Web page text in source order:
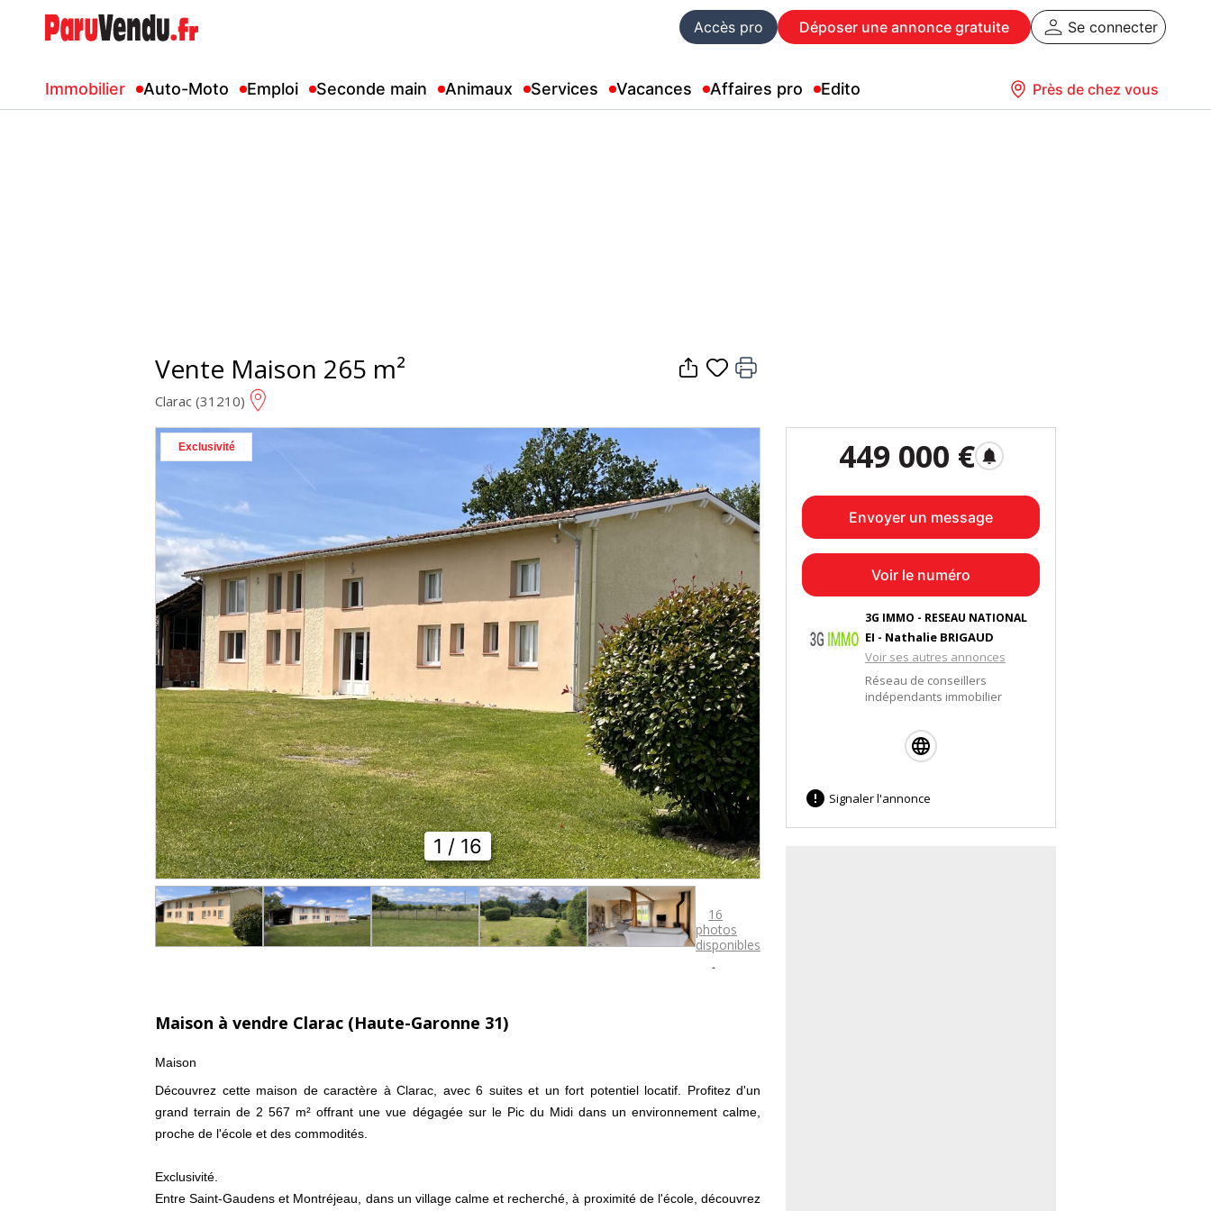
Accès pro Déposer une annonce gratuite Se connecter
Immobilier Auto-Moto Emploi Seconde main Animaux Services Vacances Affaires pro Edito Près de chez vous
Vente Maison 265 m²
Clarac (31210)
1 / 16
Exclusivité
16
photos
disponibles

Maison à vendre Clarac (Haute-Garonne 31)
Maison
Découvrez cette maison de caractère à Clarac, avec 6 suites et un fort potentiel locatif. Profitez d'un
grand terrain de 2 567 m² offrant une vue dégagée sur le Pic du Midi dans un environnement calme,
proche de l'école et des commodités.
Exclusivité.
Entre Saint-Gaudens et Montréjeau, dans un village calme et recherché, à proximité de l'école, découvrez
449 000 € notifications
Envoyer un message
Voir le numéro
3G IMMO - RESEAU NATIONAL
EI - Nathalie BRIGAUD
Voir ses autres annonces
Réseau de conseillers
indépendants immobilier
 Signaler l'annonce